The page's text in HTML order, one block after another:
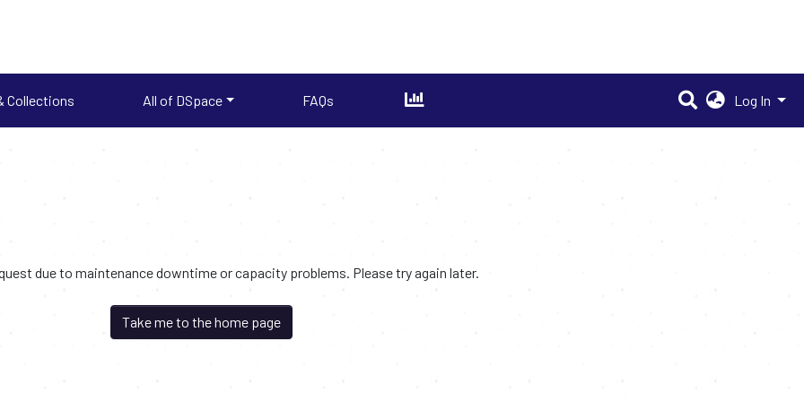
Collections All of DSpace FAQs Log In
due to maintenance downtime or capacity problems. Please try again later.
Take me to the home page